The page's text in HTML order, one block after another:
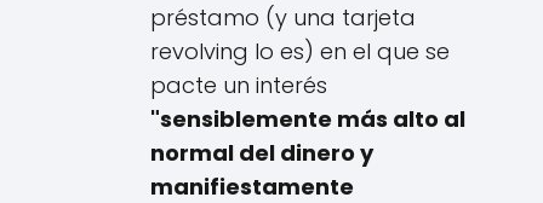
préstamo (y una tarjeta
revolving lo es) en el que se
pacte un interés
"sensiblemente más alto al
normal del dinero y
manifiestamente